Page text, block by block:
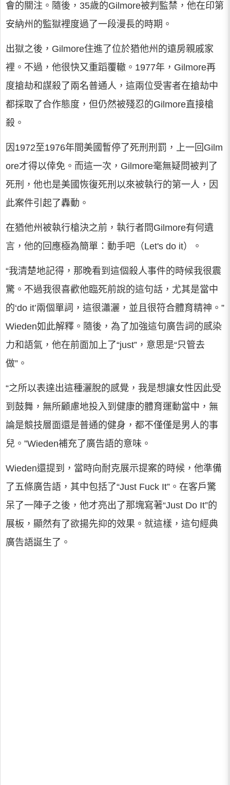
會的關注。隨後，35歲的Gilmore被判監禁，他在印第
安納州的監獄裡度過了一段漫長的時期。
出獄之後，Gilmore住進了位於猶他州的遠房親戚家
裡。不過，他很快又重蹈覆轍。1977年，Gilmore再
度搶劫和謀殺了兩名普通人，這兩位受害者在搶劫中
都採取了合作態度，但仍然被殘忍的Gilmore直接槍
殺。
因1972至1976年間美國暫停了死刑刑罰，上一回Gilm
ore才得以倖免。而這一次，Gilmore毫無疑問被判了
死刑，他也是美國恢復死刑以來被執行的第一人，因
此案件引起了轟動。
在猶他州被執行槍決之前，執行者問Gilmore有何遺
言，他的回應極為簡單：動手吧（Let's do it）。
“我清楚地記得，那晚看到這個殺人事件的時候我很震
驚。不過我很喜歡他臨死前說的這句話，尤其是當中
的‘do it’兩個單詞，這很瀟灑，並且很符合體育精神。”
Wieden如此解釋。隨後，為了加強這句廣告詞的感染
力和語氣，他在前面加上了“just”，意思是“只管去
做”。
“之所以表達出這種灑脫的感覺，我是想讓女性因此受
到鼓舞，無所顧慮地投入到健康的體育運動當中，無
論是競技層面還是普通的健身，都不僅僅是男人的事
兒。”Wieden補充了廣告語的意味。
Wieden還提到，當時向耐克展示提案的時候，他準備
了五條廣告語，其中包括了“Just Fuck It”。在客戶驚
呆了一陣子之後，他才亮出了那塊寫著“Just Do It”的
展板，顯然有了欲揚先抑的效果。就這樣，這句經典
廣告語誕生了。